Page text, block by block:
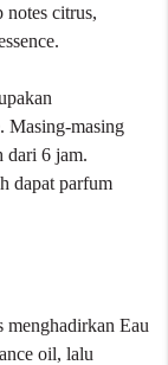
notes citrus,
Masing-masing
dari 6 jam.
dapat parfum
Eau
oil, lalu